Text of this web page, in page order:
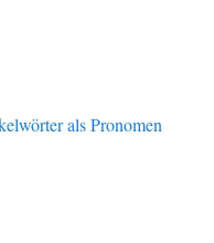
als Pronomen